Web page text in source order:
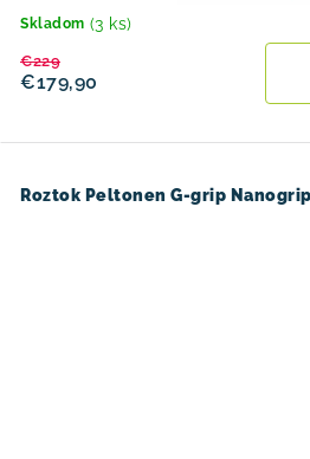
Skladom (3 ks)
€179,90
€229
Roztok Peltonen G-grip Nanogrip